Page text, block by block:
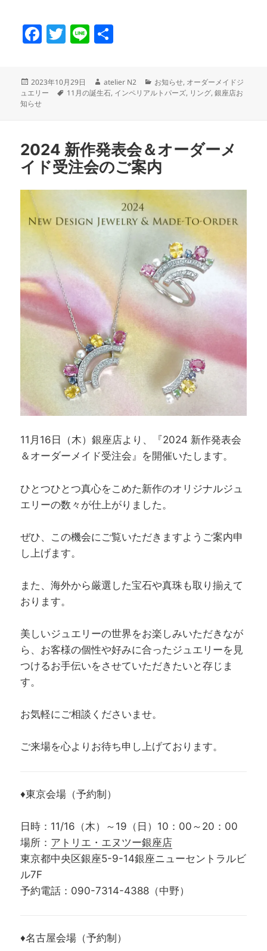
F
e
o
k
T
er
Li
投
稿
日:
2023年10月29日
作
成
atelier N2
カ
テ
お知らせ, オーダーメイドジ
ュエリー
タ
11月の誕生石, インペリアルトパーズ, リング,銀座店お
知らせ
2024 新作発表会＆オーダーメ
イド受注会のご案内
11月16日（木）銀座店より、『2024 新作発表会
＆オーダーメイド受注会』を開催いたします。
ひとつひとつ真心をこめた新作のオリジナルジュ
エリーの数々が仕上がりました。
ぜひ、この機会にご覧いただきますようご案内申
し上げます。
また、海外から厳選した宝石や真珠も取り揃えて
おります。
美しいジュエリーの世界をお楽しみいただきなが
ら、お客様の個性や好みに合ったジュエリーを見
つけるお手伝いをさせていただきたいと存じま
す。
お気軽にご相談くださいませ。
ご来場を心よりお待ち申し上げております。
♦東京会場（予約制）
日時：11/16（木）～19（日）10：00～20：00
場所： アトリエ・エヌツー銀座店
東京都中央区銀座5-9-14銀座ニューセントラルビ
ル7F
予約電話：090-7314-4388（中野）
♦名古屋会場（予約制）